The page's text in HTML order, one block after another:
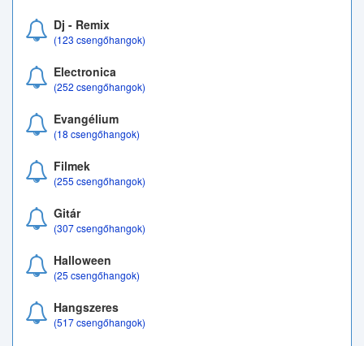
Dj - Remix
(123 csengőhangok)
Electronica
(252 csengőhangok)
Evangélium
(18 csengőhangok)
Filmek
(255 csengőhangok)
Gitár
(307 csengőhangok)
Halloween
(25 csengőhangok)
Hangszeres
(517 csengőhangok)